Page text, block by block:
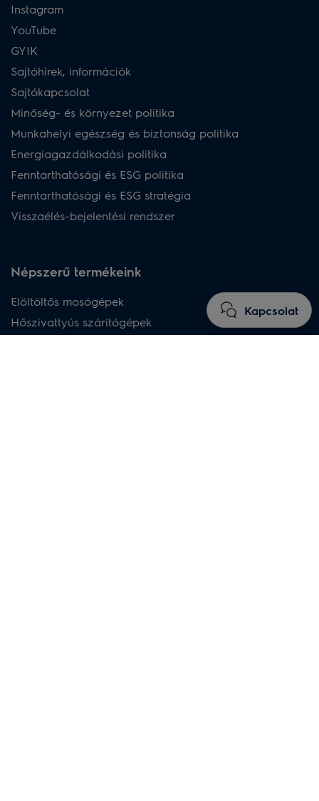
Kapcsolat
Instagram
YouTube
GYIK
Sajtóhírek, információk
Sajtókapcsolat
Minőség- és környezet politika
Munkahelyi egészség és biztonság politika
Energiagazdálkodási politika
Fenntarthatósági és ESG politika
Fenntarthatósági és ESG stratégia
Visszaélés-bejelentési rendszer
Népszerű termékeink
Elöltöltős mosógépek
Hőszivattyús szárítógépek